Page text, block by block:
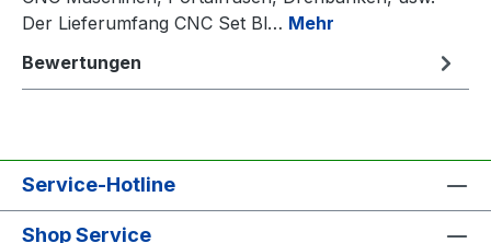
Der Lieferumfang CNC Set Bl… Mehr
Bewertungen
Service-Hotline
Shop Service